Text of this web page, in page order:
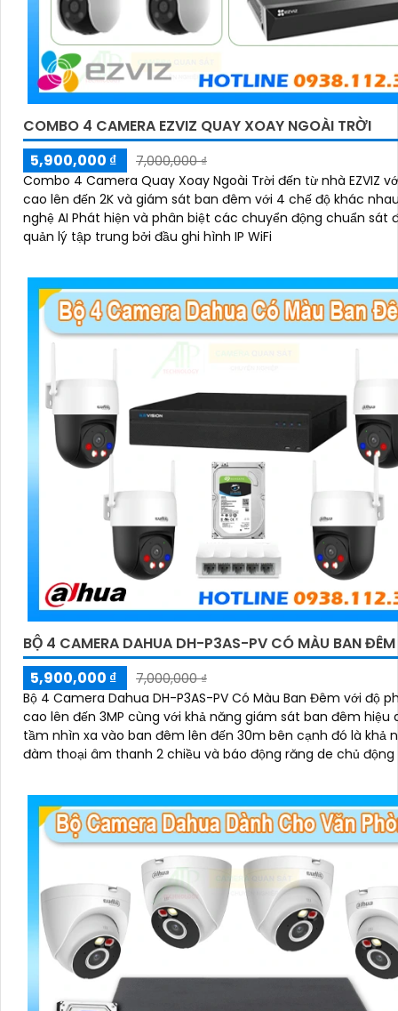
COMBO 4 CAMERA EZVIZ QUAY XOAY NGOÀI TRỜI
5,900,000 ₫
7,000,000 ₫
Combo 4 Camera Quay Xoay Ngoài Trời đến từ nhà EZVIZ
cao lên đến 2K và giám sát ban đêm với 4 chế độ khác
nghệ AI Phát hiện và phân biệt các chuyển động chuẩn sát
quản lý tập trung bởi đầu ghi hình IP WiFi
BỘ 4 CAMERA DAHUA DH-P3AS-PV CÓ MÀU BAN ĐÊM
5,900,000 ₫
7,000,000 ₫
Bộ 4 Camera Dahua DH-P3AS-PV Có Màu Ban Đêm với độ
cao lên đến 3MP cùng với khả năng giám sát ban đêm hiệu
tầm nhìn xa vào ban đêm lên đến 30m bên cạnh đó là khả
đàm thoại âm thanh 2 chiều và báo động răng de chủ